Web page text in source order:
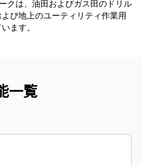
クは、油田およびガス田のドリル
び地上のユーティリティ作業用
ます。
一覧